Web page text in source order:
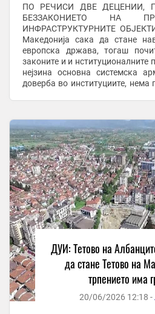
ПО РЕЧИСИ ДВЕ ДЕЦЕНИИ,
БЕЗЗАКОНИЕТО НА
ИНФРАСТРУКТУРНИТЕ
Македонија сака да стане
европска држава, тогаш
законите и и нституционалните
нејзина основна системска
доверба во институциите, нема
ДУИ: Тетово на
да стане Тетово на
трпението има
20/06/2026 12:18 -